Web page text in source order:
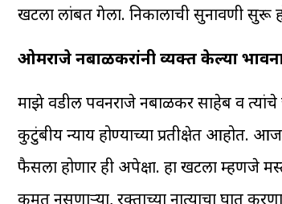
खटला लांबत गेला. निकालाची सुनावणी सुरू
ओमराजे निंबाळकरांनी व्यक्त केल्या
माझे वडील पवनराजे निंबाळकर साहेब व
कुटुंबीय न्याय होण्याच्या प्रतीक्षेत आहोत.
फैसला होणार ही अपेक्षा. हा खटला म्हणजे
किंमत नसणाऱ्या, रक्ताच्या नात्याचा घात